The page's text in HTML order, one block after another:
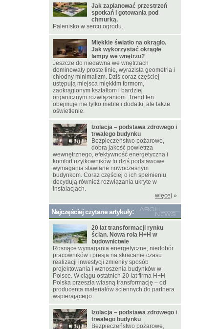
Jak zaplanować przestrzeń
spotkań i gotowania pod
chmurką.
Palenisko w sercu ogrodu.
Miękkie światło na okrągło.
Jak wykorzystać okrągłe
lampy we wnętrzu?
Jeszcze do niedawna we wnętrzach
dominowały proste linie, wyrazista geometria i
chłodny minimalizm. Dziś coraz częściej
ustępują miejsca miękkim formom,
zaokrąglonym kształtom i bardziej
organicznym rozwiązaniom. Trend ten
obejmuje nie tylko meble i dodatki, ale także
oświetlenie.
Izolacja – podstawa zdrowego i
trwałego budynku
Bezpieczeństwo pożarowe,
dobra jakość powietrza
wewnętrznego, efektywność energetyczna i
komfort użytkowników to dziś podstawowe
wymagania stawiane nowoczesnym
budynkom. Coraz częściej o ich spełnieniu
decydują również rozwiązania ukryte w
instalacjach.
więcej »
Najczęściej czytane artykuły:
20 lat transformacji rynku
ścian. Nowa rola H+H w
budownictwie
Rosnące wymagania energetyczne, niedobór
pracowników i presja na skracanie czasu
realizacji inwestycji zmieniły sposób
projektowania i wznoszenia budynków w
Polsce. W ciągu ostatnich 20 lat firma H+H
Polska przeszła własną transformację – od
producenta materiałów ściennych do partnera
wspierającego.
Izolacja – podstawa zdrowego i
trwałego budynku
Bezpieczeństwo pożarowe,